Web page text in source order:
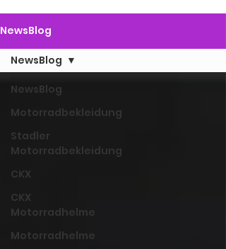
NewsBlog
NewsBlog
Motorradbekleidung
Stadler
Motorradbekleidung
CKX
CKX
Motorradhelme
Motorradhelme
NewsBlog